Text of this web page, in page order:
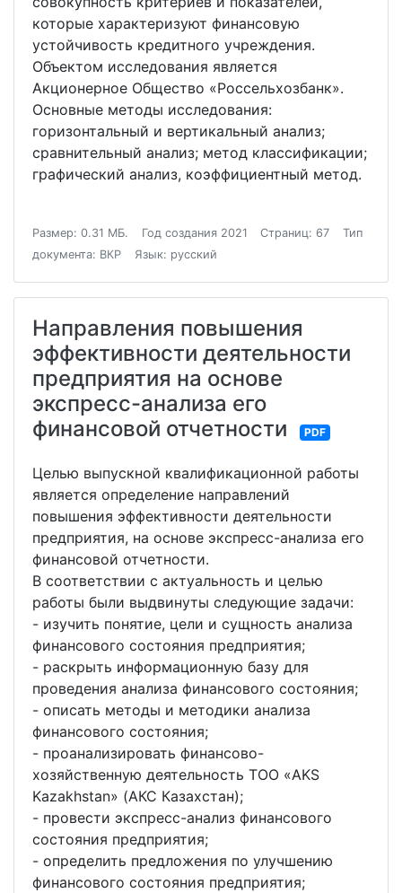
которые характеризуют финансовую
устойчивость кредитного учреждения.
Объектом исследования является
Акционерное Общество «Россельхозбанк».
Основные методы исследования:
горизонтальный и вертикальный анализ;
сравнительный анализ; метод классификации;
графический анализ, коэффициентный метод.
Размер: 0.31 МБ. Год создания 2021 Страниц: 67
Тип
документа: ВКР
Язык: русский
Направления повышения
эффективности деятельности
предприятия на основе
экспресс-анализа его
финансовой отчетности
PDF
Целью выпускной квалификационной работы
является определение направлений
повышения эффективности деятельности
предприятия, на основе экспресс-анализа его
финансовой отчетности.
В соответствии с актуальность и целью
работы были выдвинуты следующие задачи:
- изучить понятие, цели и сущность анализа
финансового состояния предприятия;
- раскрыть информационную базу для
проведения анализа финансового состояния;
- описать методы и методики анализа
финансового состояния;
- проанализировать финансово-
хозяйственную деятельность ТОО «AKS
Kazakhstan» (АКС Казахстан);
- провести экспресс-анализ финансового
состояния предприятия;
- определить предложения по улучшению
финансового состояния предприятия;